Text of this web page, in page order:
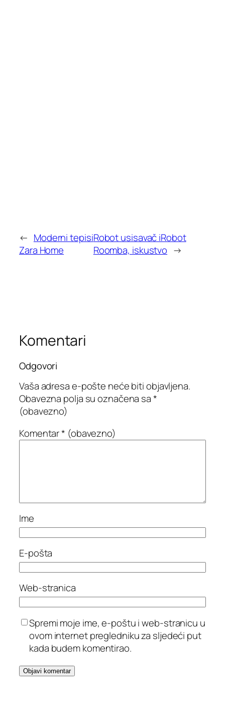
← Moderni tepisi
Zara Home
Robot usisavač iRobot
Roomba, iskustvo →
Komentari
Odgovori
Vaša adresa e-pošte neće biti objavljena.
Obavezna polja su označena sa*
(obavezno)
Komentar* (obavezno)
Ime
E-pošta
Web-stranica
Spremi moje ime, e-poštu i web-stranicu u
ovom internet pregledniku za sljedeći put
kada budem komentirao.